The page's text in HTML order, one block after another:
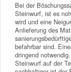
Bei der
Steinwurf, ist es
wird und eine
Anlieferung des
befahrbar sind.
dringend
Steinwurf auf der